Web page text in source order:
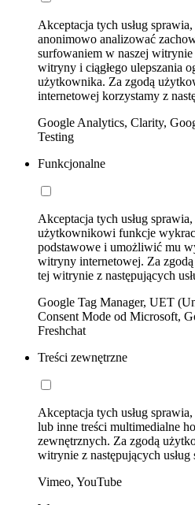
Akceptacja tych usług
anonimowo analizować
surfowaniem w naszej
witryny i ciągłego ulepszania
użytkownika. Za zgodą
internetowej korzystamy z
Google Analytics, Clarity,
Testing
Funkcjonalne
Akceptacja tych usług
użytkownikowi funkcje
podstawowe i umożliwić mu
witryny internetowej. Za
tej witrynie z następujących
Google Tag Manager, UET
Consent Mode od Microsoft,
Freshchat
Treści zewnętrzne
Akceptacja tych usług
lub inne treści multimedialne
zewnętrznych. Za zgodą
witrynie z następujących usług
Vimeo, YouTube